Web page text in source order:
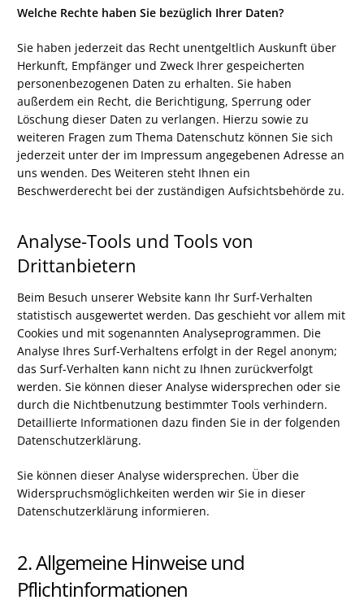
Welche Rechte haben Sie bezüglich Ihrer Daten?
Sie haben jederzeit das Recht unentgeltlich Auskunft über
Herkunft, Empfänger und Zweck Ihrer gespeicherten
personenbezogenen Daten zu erhalten. Sie haben
außerdem ein Recht, die Berichtigung, Sperrung oder
Löschung dieser Daten zu verlangen. Hierzu sowie zu
weiteren Fragen zum Thema Datenschutz können Sie sich
jederzeit unter der im Impressum angegebenen Adresse an
uns wenden. Des Weiteren steht Ihnen ein
Beschwerderecht bei der zuständigen Aufsichtsbehörde zu.
Analyse-Tools und Tools von
Drittanbietern
Beim Besuch unserer Website kann Ihr Surf-Verhalten
statistisch ausgewertet werden. Das geschieht vor allem mit
Cookies und mit sogenannten Analyseprogrammen. Die
Analyse Ihres Surf-Verhaltens erfolgt in der Regel anonym;
das Surf-Verhalten kann nicht zu Ihnen zurückverfolgt
werden. Sie können dieser Analyse widersprechen oder sie
durch die Nichtbenutzung bestimmter Tools verhindern.
Detaillierte Informationen dazu finden Sie in der folgenden
Datenschutzerklärung.
Sie können dieser Analyse widersprechen. Über die
Widerspruchsmöglichkeiten werden wir Sie in dieser
Datenschutzerklärung informieren.
2. Allgemeine Hinweise und
Pflichtinformationen